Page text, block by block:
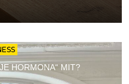
HORMONA“ MIT?